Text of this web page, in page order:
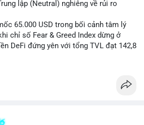
lập (Neutral) nghiêng về rủi ro
65.000 USD trong bối cảnh tâm lý
chỉ số Fear & Greed Index dừng ở
DeFi đứng yên với tổng TVL đạt 142,8
hứa mở lại eo Hormuz, giảm lo ngại
lý Short chiếm tới 81,7% tổng 35,7